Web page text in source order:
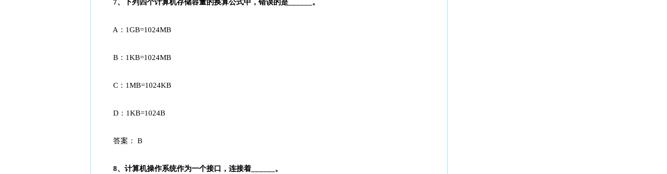
7、下列四个计算机存储容量的换算公式中，错误的是______。
A：1GB=1024MB
B：1KB=1024MB
C：1MB=1024KB
D：1KB=1024B
答案： B
8、计算机操作系统作为一个接口，连接着______。